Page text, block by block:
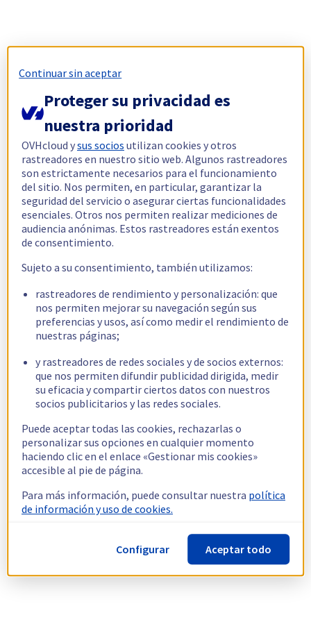
Continuar sin aceptar
Proteger su privacidad es
nuestra prioridad
OVHcloud ysus socios utilizan cookies y otros
rastreadores en nuestro sitio web. Algunos rastreadores
son estrictamente necesarios para el funcionamiento
del sitio. Nos permiten, en particular, garantizar la
seguridad del servicio o asegurar ciertas funcionalidades
esenciales. Otros nos permiten realizar mediciones de
audiencia anónimas. Estos rastreadores están exentos
de consentimiento.
Sujeto a su consentimiento, también utilizamos:
rastreadores de rendimiento y personalización: que
nos permiten mejorar su navegación según sus
preferencias y usos, así como medir el rendimiento de
nuestras páginas;
y rastreadores de redes sociales y de socios externos:
que nos permiten difundir publicidad dirigida, medir
su eficacia y compartir ciertos datos con nuestros
socios publicitarios y las redes sociales.
Puede aceptar todas las cookies, rechazarlas o
personalizar sus opciones en cualquier momento
haciendo clic en el enlace «Gestionar mis cookies»
accesible al pie de página.
Para más información, puede consultar nuestra política
de información y uso de cookies.
Configurar Aceptar todo